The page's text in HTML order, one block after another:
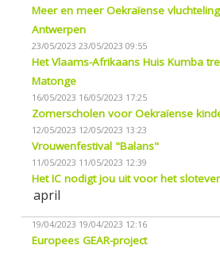
Meer en meer Oekraïense
Antwerpen
23/05/2023 23/05/2023 09:55
Het Vlaams-Afrikaans Huis Kumba
Matonge
16/05/2023 16/05/2023 17:25
Zomerscholen voor Oekraïense
12/05/2023 12/05/2023 13:23
Vrouwenfestival "Balans"
11/05/2023 11/05/2023 12:39
Het IC nodigt jou uit voor het
april
19/04/2023 19/04/2023 12:16
Europees GEAR-project